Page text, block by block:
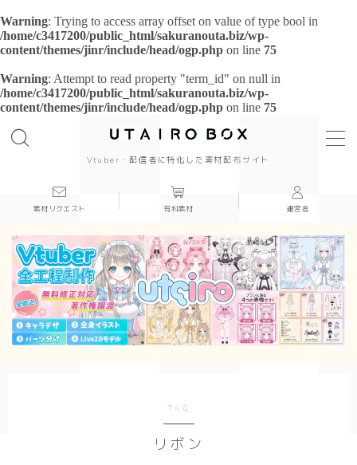
Warning: Trying to access array offset on value of type bool in
/home/c3417200/public_html/sakuranouta.biz/wp-
content/themes/jinr/include/head/ogp.php on line 75
Warning: Attempt to read property "term_id" on null in
/home/c3417200/public_html/sakuranouta.biz/wp-
content/themes/jinr/include/head/ogp.php on line 75
Vtuber・配信者に特化した素材配布サイト
background 背景
beautiful
Japanese style
simple
素材リクエスト 有料素材 運営者
TAG
リボン